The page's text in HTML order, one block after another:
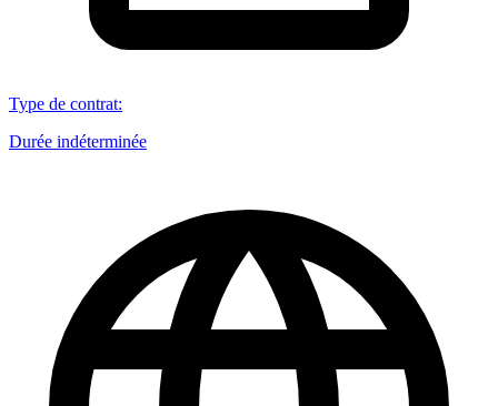
Type de contrat:
Durée indéterminée